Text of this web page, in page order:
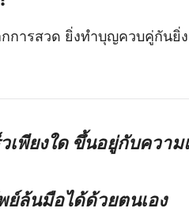
การสวด ยิ่งทำบุญควบคู่กันยิ่
เพียงใด ขึ้นอยู่กับควา
ย์ล้นมือได้ด้วยตนเอง